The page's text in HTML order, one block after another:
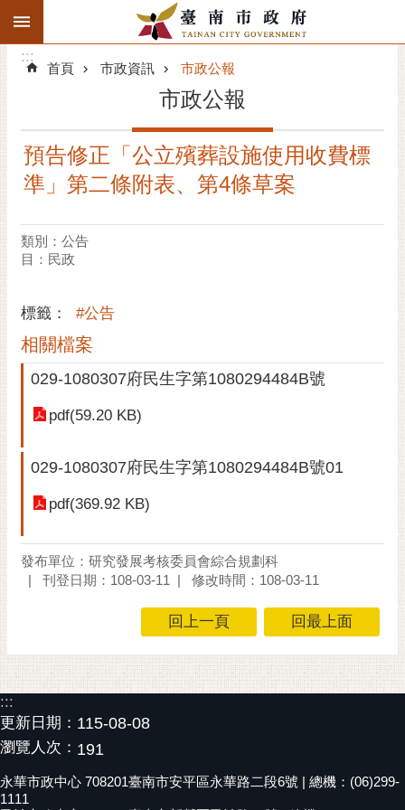
跳到主要內容區塊
搜
階
精彩府城
市府團隊
市政資訊
市民互動
偉
花
泉
導
覽
訂
:::
:::
首頁 市政資訊 市政公報
市政公報
預告修正「公立殯葬設施使用收費標
準」第二條附表、第4條草案
類別：公告
目：民政
標籤： #公告
相關檔案
029-1080307府民生字第1080294484B號
pdf(59.20 KB)
029-1080307府民生字第1080294484B號01
pdf(369.92 KB)
發布單位：研究發展考核委員會綜合規劃科
刊登日期：108-03-11
修改時間：108-03-11
回上一頁 回最上面
:::
更新日期： 115-08-08
瀏覽人次： 191
永華市政中心 708201臺南市安平區永華路二段6號 | 總機：(06)299-
1111